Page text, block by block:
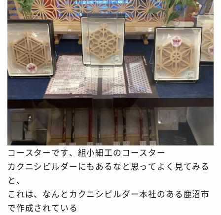
コースターです、組小細工のコースター
カクニシビルダーにもあるなと思ってよく見てみる
と、
これは、なんとカクニシビルダー本社のある鹿沼市
で作成されている